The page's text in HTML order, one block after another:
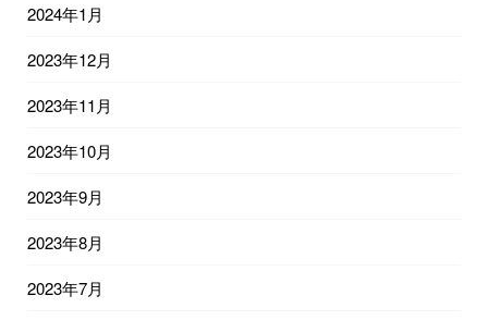
2024年1月
2023年12月
2023年11月
2023年10月
2023年9月
2023年8月
2023年7月